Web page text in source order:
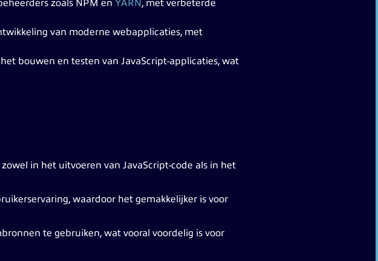
zoals NPM en YARN, met verbeterde
van moderne webapplicaties, met
bouwen en testen van JavaScript-applicaties, wat
in het uitvoeren van JavaScript-code als in het
waardoor het gemakkelijker is voor
te gebruiken, wat vooral voordelig is voor